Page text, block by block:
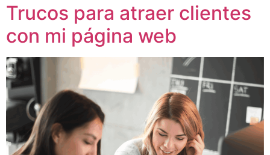
Trucos para atraer clientes
con mi página web